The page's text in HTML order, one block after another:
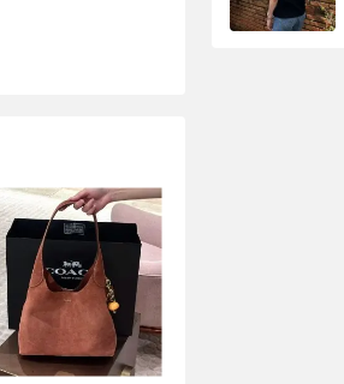
的羊毛局🏃PUMA、
、瑜伽垫、足球都安排
！低至1折起！